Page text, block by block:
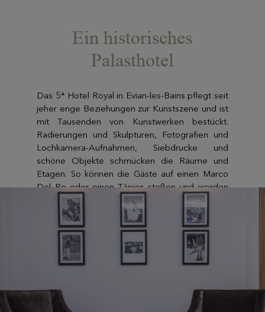
Ein historisches
Palasthotel
Das 5* Hotel Royal in Evian-les-Bains pflegt seit
jeher enge Beziehungen zur Kunstszene und ist
mit Tausenden von Kunstwerken bestückt.
Radierungen und Skulpturen, Fotografien und
Lochkamera-Aufnahmen, Siebdrucke und
schöne Objekte schmücken die Räume und
Etagen. So können die Gäste auf einen Marco
Del Re oder einen Tàpies stoßen und werden
von den Arbeiten von Alechinsky oder Christian
Poncet fasziniert sein. Ob Kunstliebhaber oder
nicht, jeder, der hierher kommt, tritt auf
natürliche Weise mit der Einrichtung in
Resonanz.